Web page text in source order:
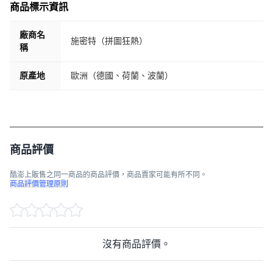
商品標示資訊
廠商名
稱
施密特（拼圖狂熱）
原產地 歐洲（德國、荷蘭、波蘭）
商品評價
酷澎上販售之同一商品的商品評價，商品賣家可能有所不同。
商品評價管理原則
沒有商品評價。